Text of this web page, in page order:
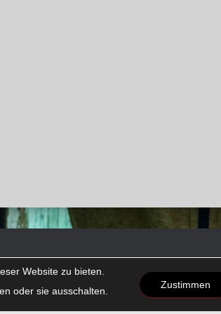
Website zu bieten.
oder sie ausschalten.
Zustimmen